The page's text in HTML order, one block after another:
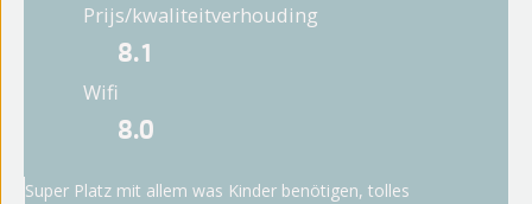
Prijs/kwaliteitverhouding
8.1
Wifi
8.0
Super Platz mit allem was Kinder benötigen, tolles